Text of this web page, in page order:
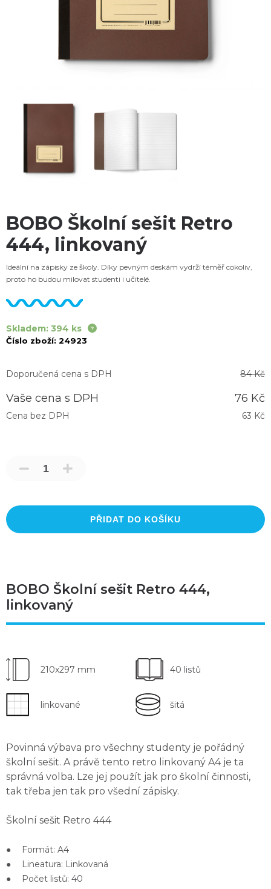
BOBO Školní sešit Retro
444, linkovaný
Ideální na zápisky ze školy. Díky pevným deskám vydrží téměř cokoliv,
proto ho budou milovat studenti i učitelé.
Skladem: 394 ks
Číslo zboží: 24923
Doporučená cena s DPH 84 Kč
Vaše cena s DPH 76 Kč
Cena bez DPH 63 Kč
PŘIDAT DO KOŠÍKU
BOBO Školní sešit Retro 444,
linkovaný
210x297 mm 40 listů
linkované šitá
Povinná výbava pro všechny studenty je pořádný
školní sešit. A právě tento retro linkovaný A4 je ta
správná volba. Lze jej použít jak pro školní činnosti,
tak třeba jen tak pro všední zápisky.
Školní sešit Retro 444
● Formát: A4
● Lineatura: Linkovaná
● Počet listů: 40